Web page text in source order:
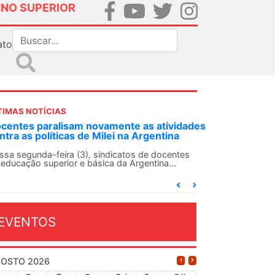
SUPERIOR
NOTÍCIAS
paralisam novamente as atividades
as políticas de Milei na Argentina
segunda-feira (3), sindicatos de docentes
superior e básica da Argentina...
2026